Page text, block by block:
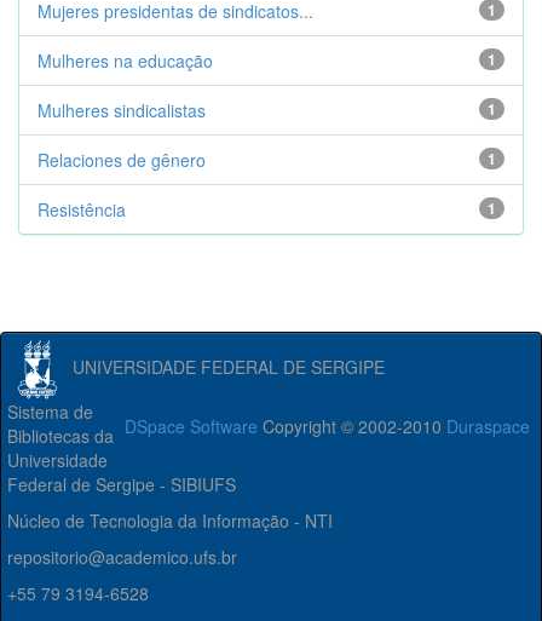
1
Mujeres presidentas de sindicatos...
1
Mulheres na educação
1
Mulheres sindicalistas
1
Relaciones de gênero
1
Resistência
UNIVERSIDADE FEDERAL DE SERGIPE
DSpace Software Copyright © 2002-2010 Duraspace
Sistema de
Bibliotecas da
Universidade
Federal de Sergipe - SIBIUFS
Núcleo de Tecnologia da Informação - NTI
repositorio@academico.ufs.br
+55 79 3194-6528